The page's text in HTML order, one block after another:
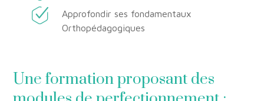
Approfondir ses fondamentaux
Orthopédagogiques
Une formation proposant des